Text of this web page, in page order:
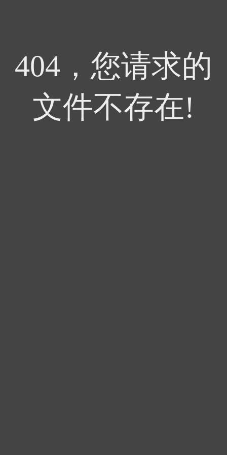
404，您请求的
文件不存在!